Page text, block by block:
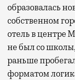
образовалась
собственном
отель в центре
не был со
раньше
форматом